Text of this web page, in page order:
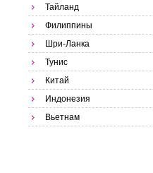
Тайланд
Филиппины
Шри-Ланка
Тунис
Китай
Индонезия
Вьетнам